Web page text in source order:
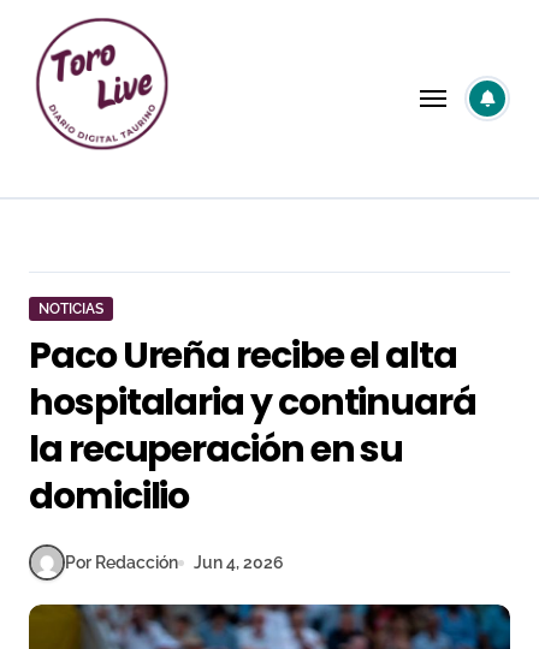
contenido
NOTICIAS
Paco Ureña recibe el alta
hospitalaria y continuará
la recuperación en su
domicilio
Por Redacción Jun 4, 2026